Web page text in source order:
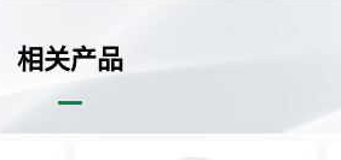
相关产品